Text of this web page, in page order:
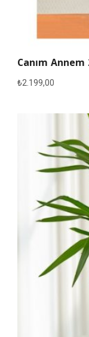
Canım
₺2.199,00